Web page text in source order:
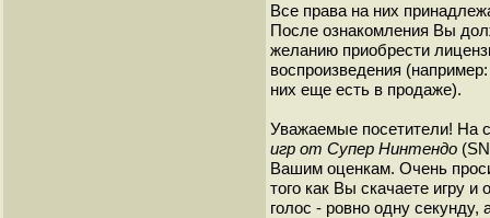
Все права на них
После ознакомления Вы
желанию приобрести
воспроизведения
них еще есть в продаже).
Уважаемые посетители! На
игр от Супер Нинтендо
Вашим оценкам. Очень
того как Вы скачаете игру
голос - ровно одну